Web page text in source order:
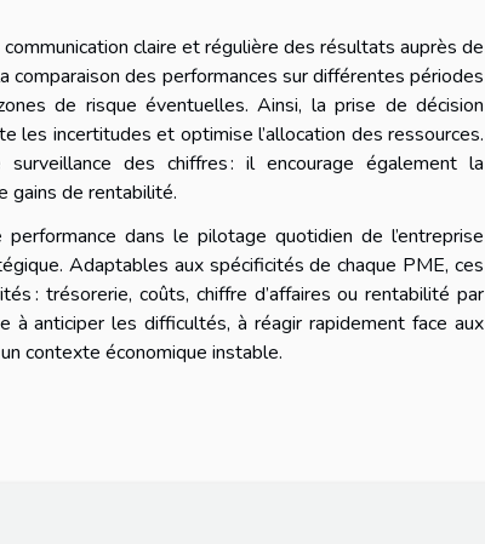
claire et régulière des résultats auprès de
des performances sur différentes périodes
de risque éventuelles. Ainsi, la prise de décision
les incertitudes et optimise l’allocation des ressources.
des chiffres : il encourage également la
gains de rentabilité.
dans le pilotage quotidien de l’entreprise
Adaptables aux spécificités de chaque PME, ces
: trésorerie, coûts, chiffre d’affaires ou rentabilité par
à anticiper les difficultés, à réagir rapidement face aux
contexte économique instable.